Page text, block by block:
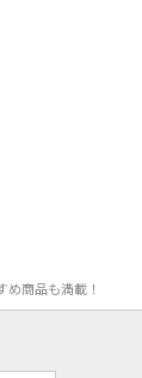
商品も満載！